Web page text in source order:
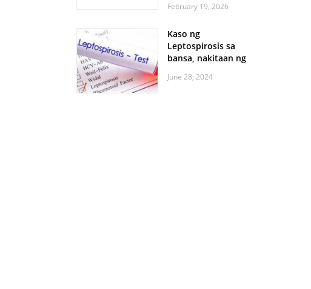
Walks
February 19, 2026
Kaso ng
Leptospirosis sa
bansa, nakitaan ng
June 28, 2024